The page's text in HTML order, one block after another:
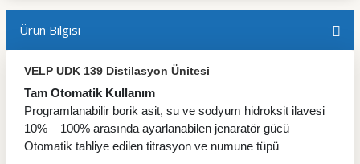
Ürün Bilgisi
VELP UDK 139 Distilasyon Ünitesi
Tam Otomatik Kullanım
Programlanabilir borik asit, su ve sodyum hidroksit ilavesi
10% – 100% arasında ayarlanabilen jenaratör gücü
Otomatik tahliye edilen titrasyon ve numune tüpü